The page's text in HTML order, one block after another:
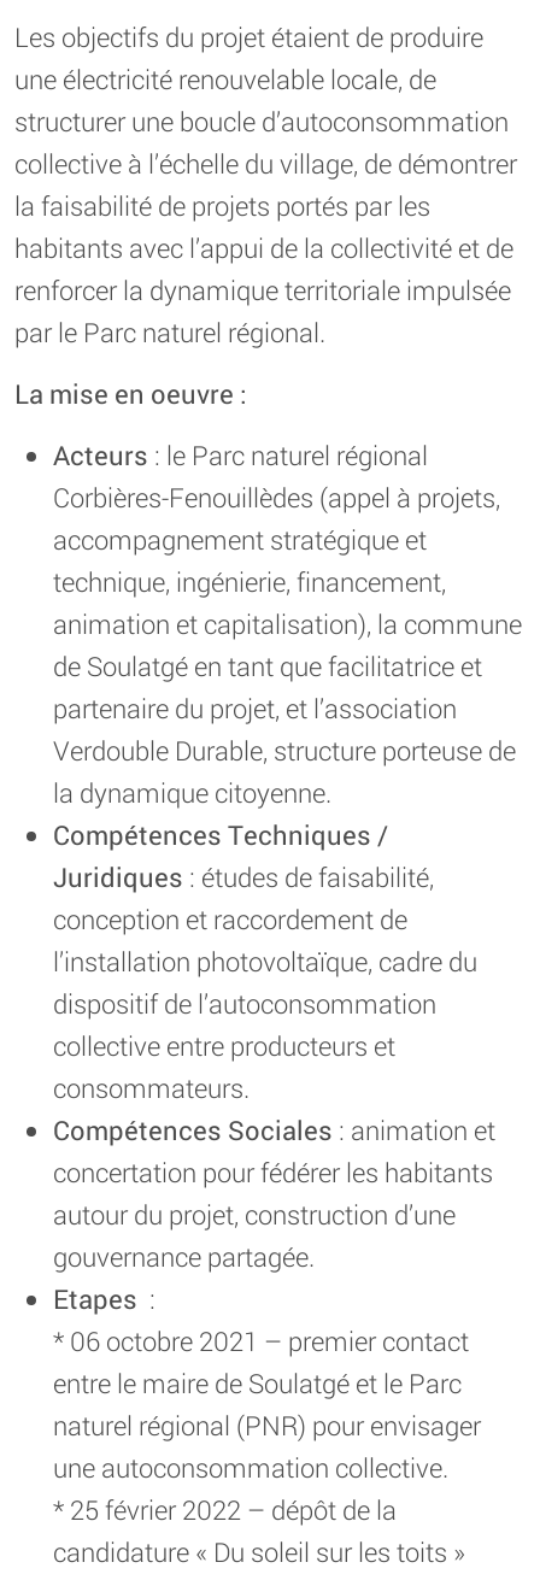
Les objectifs du projet étaient de produire
une électricité renouvelable locale, de
structurer une boucle d’autoconsommation
collective à l’échelle du village, de démontrer
la faisabilité de projets portés par les
habitants avec l’appui de la collectivité et de
renforcer la dynamique territoriale impulsée
par le Parc naturel régional.
La mise en oeuvre :
Acteurs : le Parc naturel régional
Corbières-Fenouillèdes (appel à projets,
accompagnement stratégique et
technique, ingénierie, financement,
animation et capitalisation), la commune
de Soulatgé en tant que facilitatrice et
partenaire du projet, et l’association
Verdouble Durable, structure porteuse de
la dynamique citoyenne.
Compétences Techniques /
Juridiques : études de faisabilité,
conception et raccordement de
l’installation photovoltaïque, cadre du
dispositif de l’autoconsommation
collective entre producteurs et
consommateurs.
Compétences Sociales : animation et
concertation pour fédérer les habitants
autour du projet, construction d’une
gouvernance partagée.
Etapes :
* 06 octobre 2021 – premier contact
entre le maire de Soulatgé et le Parc
naturel régional (PNR) pour envisager
une autoconsommation collective.
* 25 février 2022 – dépôt de la
candidature « Du soleil sur les toits »